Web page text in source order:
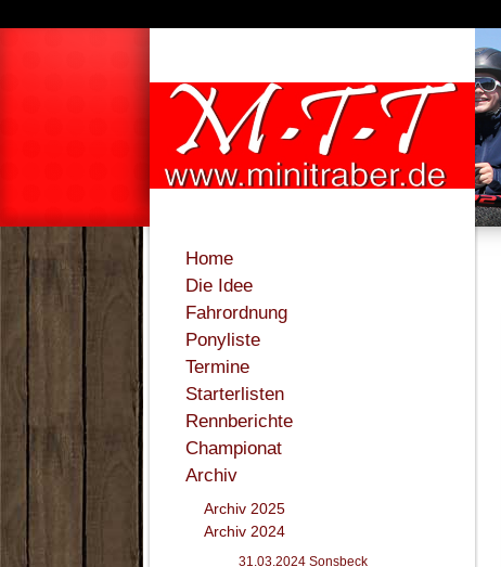
Home
Die Idee
Fahrordnung
Ponyliste
Termine
Starterlisten
Rennberichte
Championat
Archiv
Archiv 2025
Archiv 2024
31.03.2024 Sonsbeck